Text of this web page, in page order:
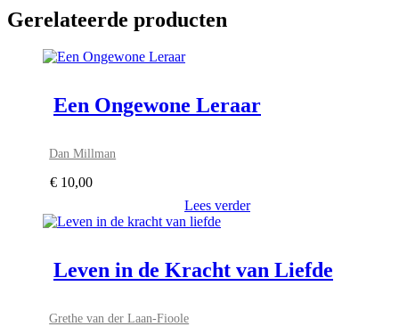
Gerelateerde producten
Een Ongewone Leraar
Dan Millman
€ 10,00
Lees verder
Leven in de Kracht van Liefde
Grethe van der Laan-Fioole